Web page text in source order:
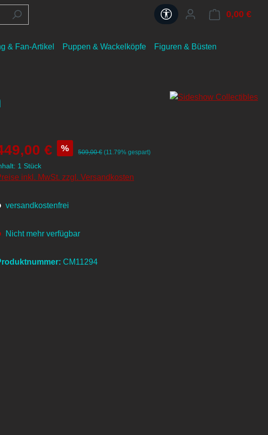
Werkzeugleiste anzeigen
0,00 €
& Fan-Artikel Puppen & Wackelköpfe Figuren & Büsten
€ % 509,00 € (11.79% gespart)
1 Stück
inkl. MwSt. zzgl. Versandkosten
versandkostenfrei
Nicht mehr verfügbar
CM11294